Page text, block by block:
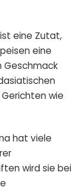
eine Zutat,
eine
Geschmack
wie
hat viele
wird sie bei